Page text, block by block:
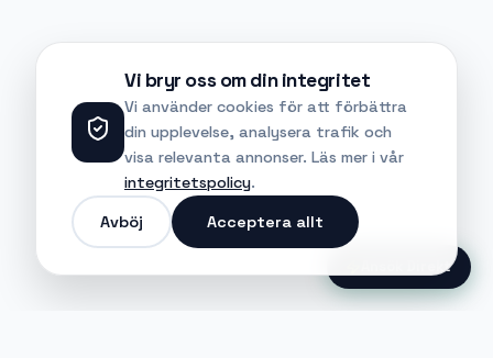
Ansök Direkt
Vi bryr oss om din integritet
Vi använder cookies för att förbättra
din upplevelse, analysera trafik och
visa relevanta annonser. Läs mer i vår
integritetspolicy.
Avböj
Acceptera allt